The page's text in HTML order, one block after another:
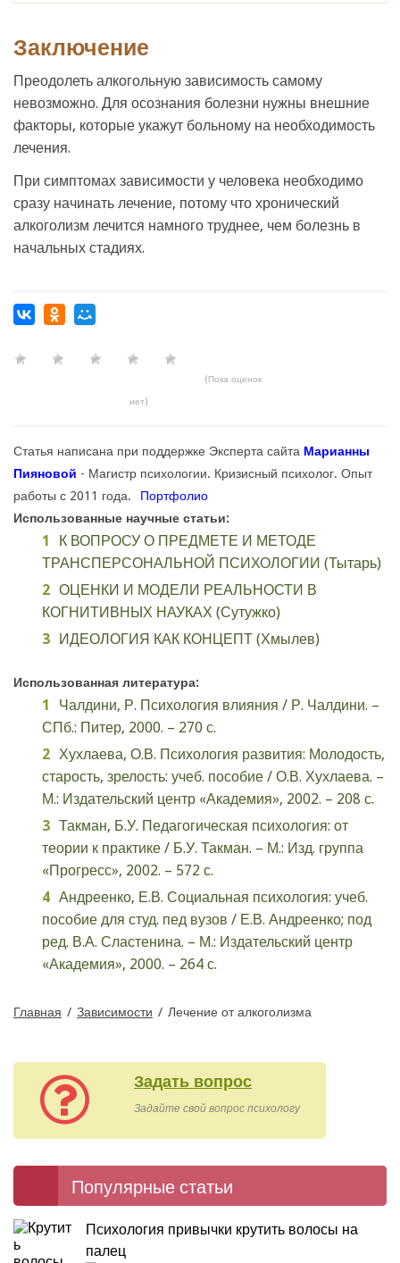
Заключение
Преодолеть алкогольную зависимость самому
невозможно. Для осознания болезни нужны внешние
факторы, которые укажут больному на необходимость
лечения.
При симптомах зависимости у человека необходимо
сразу начинать лечение, потому что хронический
алкоголизм лечится намного труднее, чем болезнь в
начальных стадиях.
(Пока оценок
нет)
Статья написана при поддержке Эксперта сайта Марианны
Пияновой - Магистр психологии. Кризисный психолог. Опыт
работы с 2011 года.
Портфолио
Использованные научные статьи:
К ВОПРОСУ О ПРЕДМЕТЕ И МЕТОДЕ
ТРАНСПЕРСОНАЛЬНОЙ ПСИХОЛОГИИ (Тытарь)
ОЦЕНКИ И МОДЕЛИ РЕАЛЬНОСТИ В
КОГНИТИВНЫХ НАУКАХ (Сутужко)
ИДЕОЛОГИЯ КАК КОНЦЕПТ (Хмылев)
Использованная литература:
Чалдини, Р. Психология влияния / Р. Чалдини. –
СПб.: Питер, 2000. – 270 с.
Хухлаева, О.В. Психология развития: Молодость,
старость, зрелость: учеб. пособие / О.В. Хухлаева. –
М.: Издательский центр «Академия», 2002. – 208 с.
Такман, Б.У. Педагогическая психология: от
теории к практике / Б.У. Такман. – М.: Изд. группа
«Прогресс», 2002. – 572 с.
Андреенко, Е.В. Социальная психология: учеб.
пособие для студ. пед вузов / Е.В. Андреенко; под
ред. В.А. Сластенина. – М.: Издательский центр
«Академия», 2000. – 264 с.
Главная / Зависимости / Лечение от алкоголизма
Задать вопрос
Задайте свой вопрос психологу
Популярные статьи
Психология привычки крутить волосы на
палец